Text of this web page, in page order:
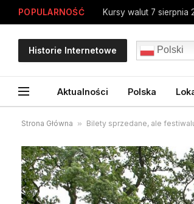
POPULARNOŚĆ Kursy walut 7 sierpnia
Historie Internetowe Polski
Aktualności Polska
Strona Główna » Bilety sprzedane, ale